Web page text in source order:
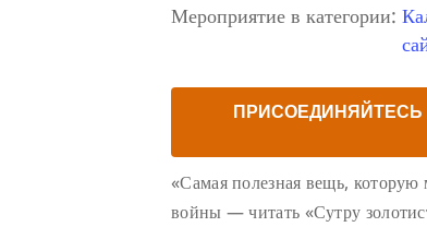
Мероприятие в категории:
«Самая полезная вещь,
войны — читать «Сутру